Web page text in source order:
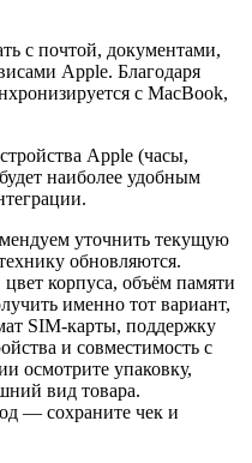
с почтой, документами,
Apple. Благодаря
с MacBook,
Apple (часы,
наиболее удобным
уточнить текущую
обновляются.
корпуса, объём памяти
именно тот вариант,
SIM-карты, поддержку
и совместимость с
осмотрите упаковку,
вид товара.
— сохраните чек и